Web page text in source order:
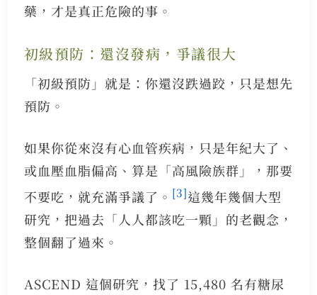
藥，才是真正危險的事。
初級預防：還沒發病，爭議很大
「初級預防」就是：你還沒跌過跤，只是想先
預防。
如果你從來沒有心血管疾病，只是年紀大了、
或血壓血脂偏高、算是「高風險族群」，那要
不要吃，就充滿爭議了。 [3]這幾年幾個大型
研究，把過去「人人都該吃一顆」的老觀念，
整個翻了過來。
ASCEND 這個研究，找了 15,480 名有糖尿